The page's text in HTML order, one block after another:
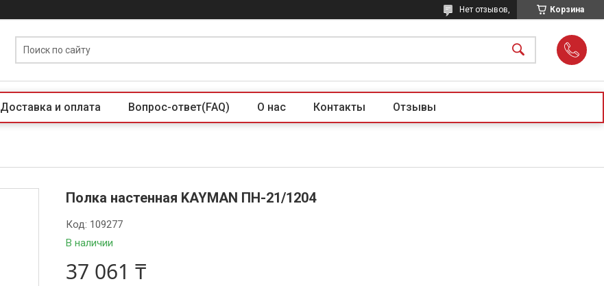
Корзина
Нет отзывов,
Доставка и оплата Вопрос-ответ(FAQ) О нас Контакты Отзывы
Полка настенная KAYMAN ПН-21/1204
В наличии
Код: 109277
37 061 ₸